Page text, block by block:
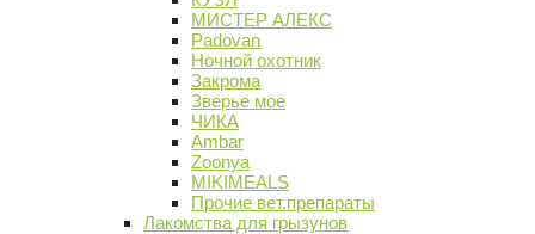
МИСТЕР АЛЕКС
Padovan
Ночной охотник
Закрома
Зверье мое
ЧИКА
Ambar
Zoonya
MIKIMEALS
Прочие вет.препараты
Лакомства для грызунов